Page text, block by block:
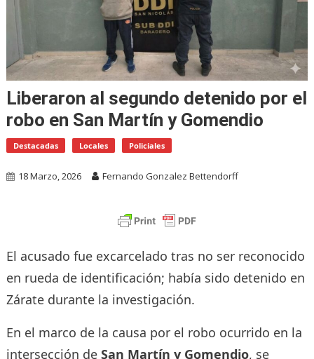
Liberaron al segundo detenido por el
robo en San Martín y Gomendio
Destacadas Locales Policiales
18 Marzo, 2026 Fernando Gonzalez Bettendorff
El acusado fue excarcelado tras no ser reconocido
en rueda de identificación; había sido detenido en
Zárate durante la investigación.
En el marco de la causa por el robo ocurrido en la
intersección de San Martín y Gomendio, se